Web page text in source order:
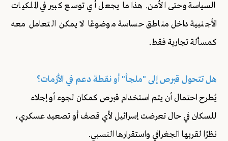
السياسة وحتى الأمن. هذا ما يجعل أي توسع كبير في الملكيات
الأجنبية داخل مناطق حساسة موضوعًا لا يمكن التعامل معه
كمسألة تجارية فقط.
هل تتحول قبرص إلى "ملجأ" أو نقطة دعم في الأزمات؟
يُطرح احتمال أن يتم استخدام قبرص كمكان لجوء أو إجلاء
للسكان في حال تعرضت إسرائيل لأي قصف أو تصعيد عسكري،
نظرًا لقربها الجغرافي واستقرارها النسبي.